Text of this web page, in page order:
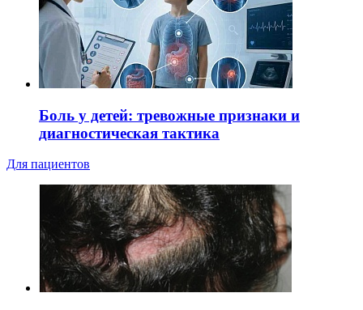
Боль у детей: тревожные признаки и
диагностическая тактика
Для пациентов